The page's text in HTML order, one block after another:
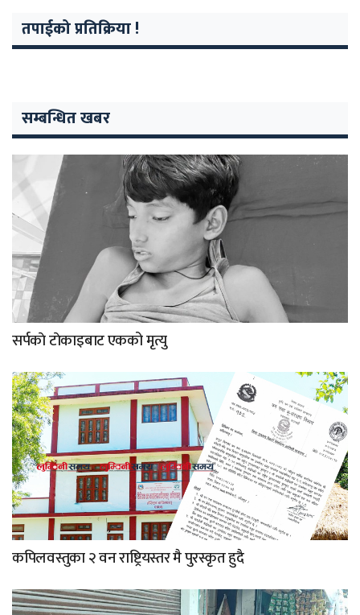
तपाईको प्रतिक्रिया !
सम्बन्धित खबर
सर्पकाे टाेकाइबाट एकको मृत्यु
कपिलवस्तुका २ वन राष्ट्रियस्तर मै पुरस्कृत हुदै